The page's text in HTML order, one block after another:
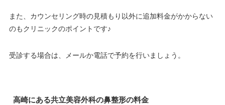
また、カウンセリング時の見積もり以外に追加料金がかからない
のもクリニックのポイントです♪
受診する場合は、メールか電話で予約を行いましょう。
高崎にある共立美容外科の鼻整形の料金